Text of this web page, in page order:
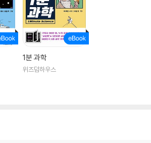
1분 과학
위즈덤하우스